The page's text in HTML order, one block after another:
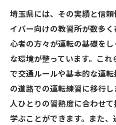
教習所が提供する
経験豊富な講師に
運転のプロから学
地元での運転に特
卒業後も活かせる
運転の不安を解消！埼
スクールで自信をつけ
埼玉県には、その実績と信
イバー向けの教習所が数多
心者の方々が運転の基礎を
な環境が整っています。こ
で交通ルールや基本的な運
の道路での運転練習に移行
人ひとりの習熟度に合わせ
学ぶことができます。また